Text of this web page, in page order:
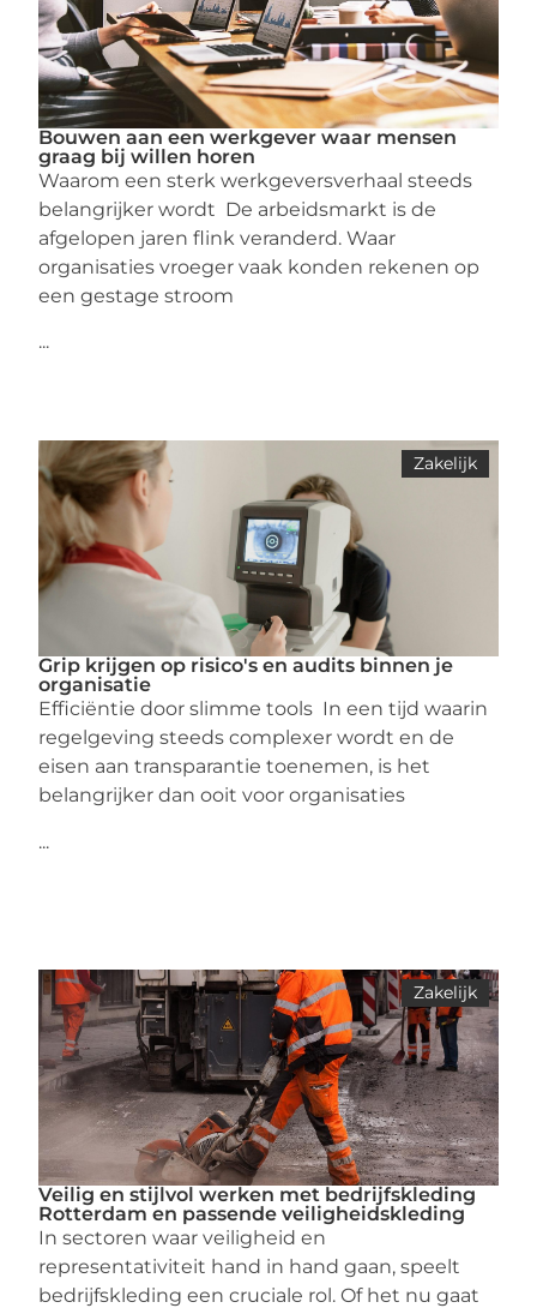
Bouwen aan een werkgever waar mensen
graag bij willen horen
Waarom een sterk werkgeversverhaal steeds
belangrijker wordt De arbeidsmarkt is de
afgelopen jaren flink veranderd. Waar
organisaties vroeger vaak konden rekenen op
een gestage stroom
...
Zakelijk
Grip krijgen op risico's en audits binnen je
organisatie
Efficiëntie door slimme tools In een tijd waarin
regelgeving steeds complexer wordt en de
eisen aan transparantie toenemen, is het
belangrijker dan ooit voor organisaties
...
Zakelijk
Veilig en stijlvol werken met bedrijfskleding
Rotterdam en passende veiligheidskleding
In sectoren waar veiligheid en
representativiteit hand in hand gaan, speelt
bedrijfskleding een cruciale rol. Of het nu gaat